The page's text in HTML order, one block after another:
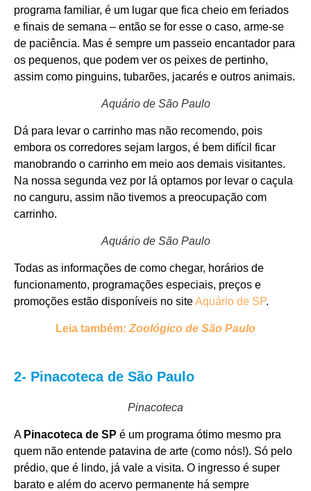
programa familiar, é um lugar que fica cheio em feriados
e finais de semana – então se for esse o caso, arme-se
de paciência. Mas é sempre um passeio encantador para
os pequenos, que podem ver os peixes de pertinho,
assim como pinguins, tubarões, jacarés e outros animais.
Aquário de São Paulo
Dá para levar o carrinho mas não recomendo, pois
embora os corredores sejam largos, é bem difícil ficar
manobrando o carrinho em meio aos demais visitantes.
Na nossa segunda vez por lá optamos por levar o caçula
no canguru, assim não tivemos a preocupação com
carrinho.
Aquário de São Paulo
Todas as informações de como chegar, horários de
funcionamento, programações especiais, preços e
promoções estão disponíveis no siteAquário de SP.
Leia também: Zoológico de São Paulo
2- Pinacoteca de São Paulo
Pinacoteca
A Pinacoteca de SP é um programa ótimo mesmo pra
quem não entende patavina de arte (como nós!). Só pelo
prédio, que é lindo, já vale a visita. O ingresso é super
barato e além do acervo permanente há sempre